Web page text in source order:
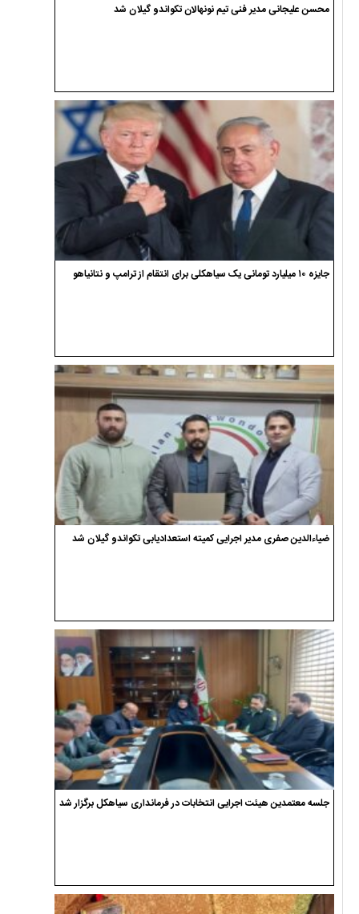
محسن علیجانی مدیر فنی تیم نونهالان تکواندو گیلان شد
جایزه ۱۰ میلیارد تومانی یک سیاهکلی برای انتقام از ترامپ و نتانیاهو
ضیاءالدین صفری مدیر اجرایی کمیته استعدادیابی تکواندو گیلان شد
جلسه معتمدین هیئت اجرایی انتخابات در فرمانداری سیاهکل برگزار شد